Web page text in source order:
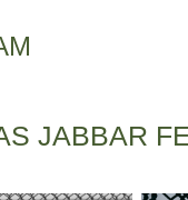
JABBAR